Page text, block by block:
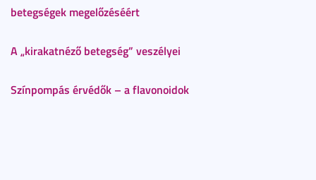
betegségek megelőzéséért
A „kirakatnéző betegség” veszélyei
Színpompás érvédők – a flavonoidok